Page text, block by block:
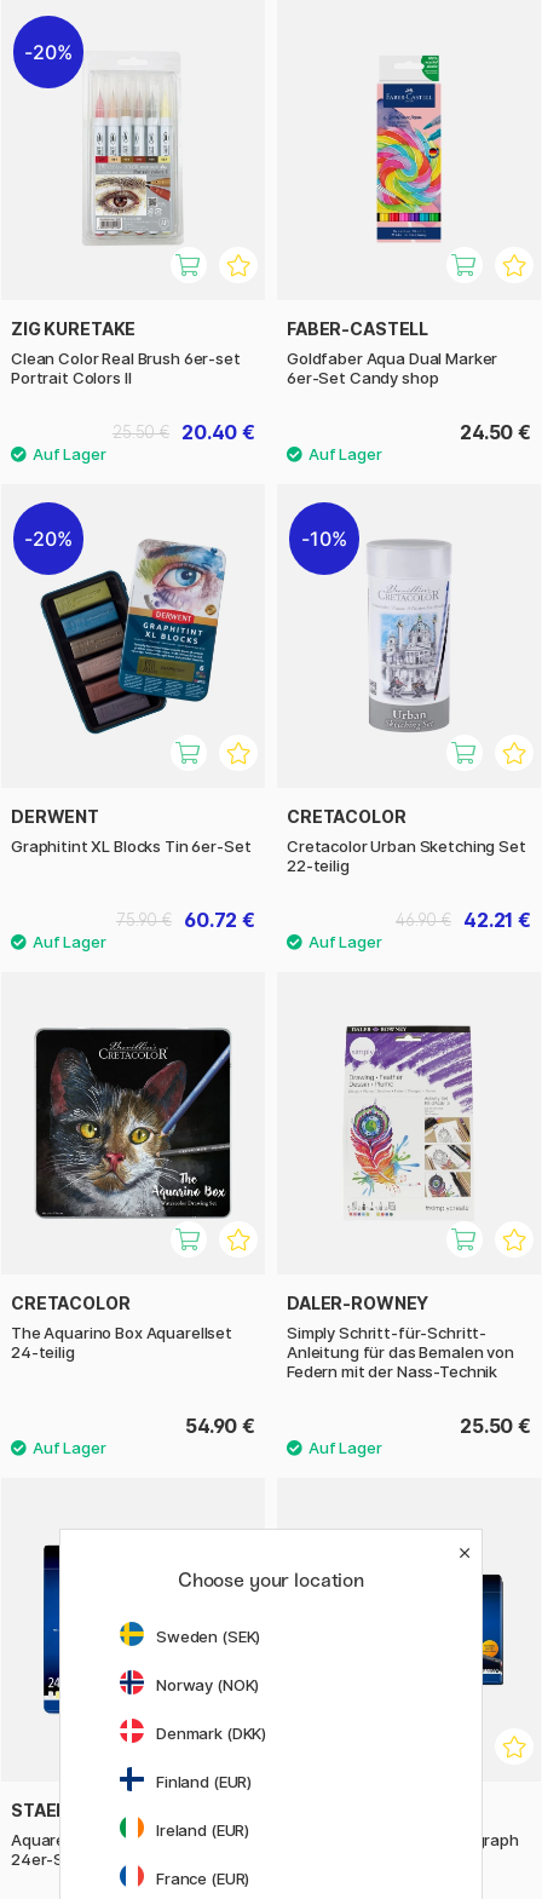
20%
ZIG KURETAKE
Clean Color Real Brush 6er-set
Portrait Colors II
20.40 €
25.50 €
FABER-CASTELL
Goldfaber Aqua Dual Marker
6er-Set Candy shop
24.50 €
20%
DERWENT
Graphitint XL Blocks Tin 6er-Set
60.72 €
75.90 €
10%
CRETACOLOR
Cretacolor Urban Sketching Set
22-teilig
42.21 €
46.90 €
CRETACOLOR
The Aquarino Box Aquarellset
24-teilig
54.90 €
DALER-ROWNEY
Simply Schritt-für-Schritt-
Anleitung für das Bemalen von
Federn mit der Nass-Technik
25.50 €
STAEDTLER
Aquarellstifte Mars Lumograph
24er-Set
Aquarellstifte Mars Lumograph
Choose your location
Sweden (SEK)
Norway (NOK)
Denmark (DKK)
Finland (EUR)
Ireland (EUR)
France (EUR)